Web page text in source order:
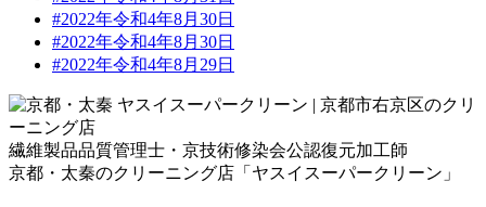
#2022年令和4年8月30日
#2022年令和4年8月30日
#2022年令和4年8月29日
繊維製品品質管理士・京技術修染会公認復元加工師
京都・太秦のクリーニング店「ヤスイスーパークリーン」